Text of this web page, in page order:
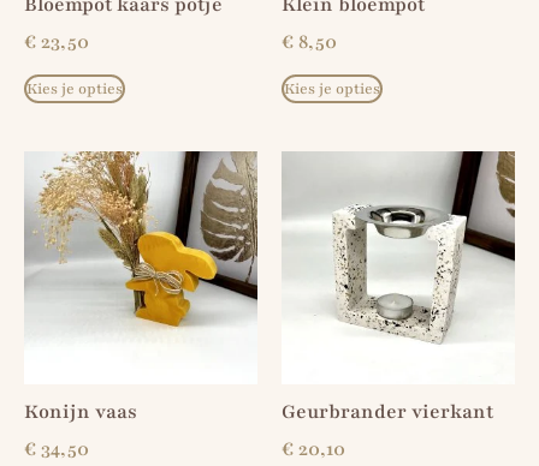
€23,50
Kies je opties
€8,50
Kies je opties
Konijn vaas
€34,50
Geurbrander vierkant
€20,10